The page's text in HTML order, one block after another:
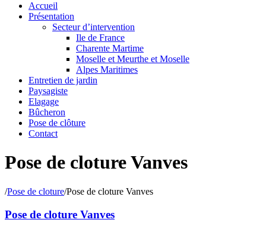
Accueil
Présentation
Secteur d’intervention
Ile de France
Charente Martime
Moselle et Meurthe et Moselle
Alpes Maritimes
Entretien de jardin
Paysagiste
Elagage
Bûcheron
Pose de clôture
Contact
Pose de cloture Vanves
/Pose de cloture/Pose de cloture Vanves
Pose de cloture Vanves